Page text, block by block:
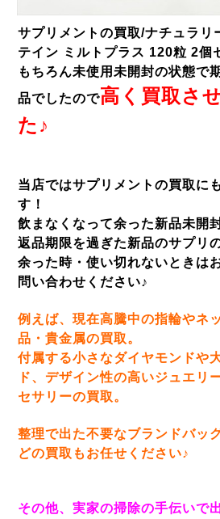
サプリメントの買取/ナチュラリ
テイン ミルトプラス 120粒 2個
もちろん未使用未開封の状態で
品でしたので高く買取さ
た♪
当店ではサプリメントの買取に
す！
飲まなくなって余った新品未開
返品期限を過ぎた新品のサプリ
余った時・使い切れないときは
問い合わせください♪
例えば、現在高騰中の指輪やネ
品・貴金属の買取。
付属する小さなダイヤモンドや
ド、デザイン性の高いジュエリ
セサリーの買取。
整理で出た不要なブランドバッ
どの買取もお任せください♪
その他、実家の掃除の手伝いで